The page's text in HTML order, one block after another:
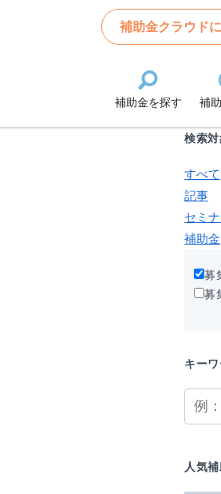
補助金クラウド
補助金を探す 補
Search
条件
検索対
すべて
記事
セミ
補助金
募
募
キー
人気